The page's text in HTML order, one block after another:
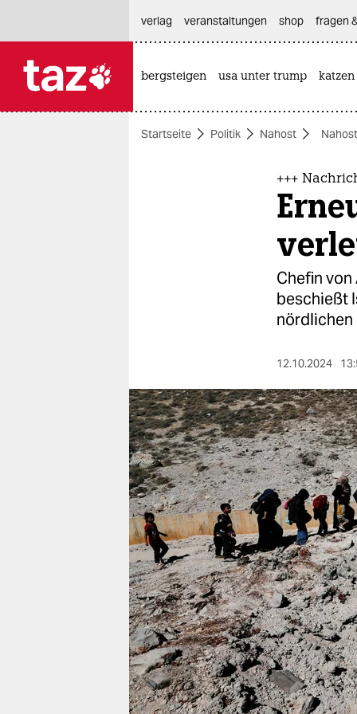
themen
nord
wahrheit
verlag
verlag
veranstaltungen
shop
fragen & hilfe
unterstützen
abo
genossenschaft
verlag
veranstaltungen shop fragen
bergsteigen usa unter trump katzen
Startseite Politik Nahost
+++
Chefin
beschießt
nördlichen
12.10.2024